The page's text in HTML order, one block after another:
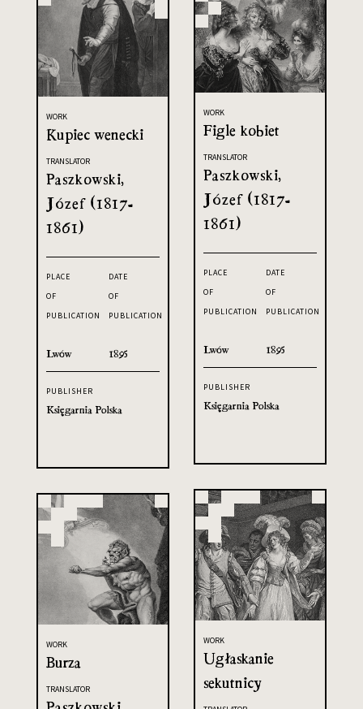
WORK
Figle kobiet
TRANSLATOR
Paszkowski,
Józef (1817-
1861)
PLACE
OF
PUBLICATION
Lwów
DATE
OF
PUBLICATION
1895
PUBLISHER
Księgarnia Polska
WORK
Kupiec wenecki
TRANSLATOR
Paszkowski,
Józef (1817-
1861)
PLACE
OF
PUBLICATION
Lwów
DATE
OF
PUBLICATION
1895
PUBLISHER
Księgarnia Polska
WORK
Ugłaskanie
sekutnicy
WORK
Burza
TRANSLATOR